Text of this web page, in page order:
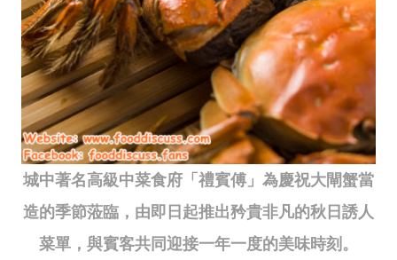
城中著名高級中菜食府「禮賓傅」為慶祝大閘蟹當
造的季節蒞臨，由即日起推出矜貴非凡的秋日誘人
菜單，與賓客共同迎接一年一度的美味時刻。